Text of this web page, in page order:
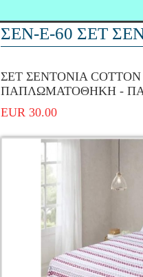
ΣΕΝ-Ε-60 ΣΕΤ
ΣΕΤ ΣΕΝΤΟΝΙΑ
ΠΑΠΛΩΜΑΤΟΘΗΚΗ -
EUR 30.00